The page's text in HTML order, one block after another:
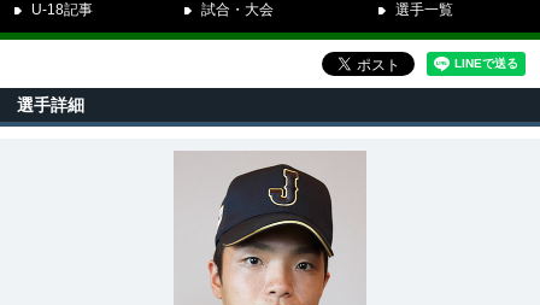
U-18記事 試合・大会 選手一覧
選手詳細